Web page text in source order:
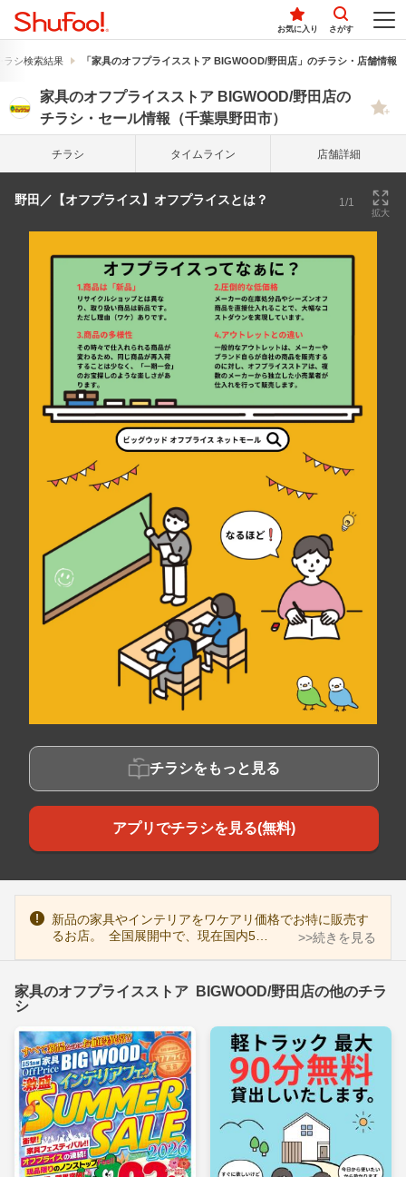
お気に入り さがす
シ検索結果 「家具のオフプライスストア BIGWOOD/野田店」のチラシ・店舗情報
家具のオフプライスストア BIGWOOD/野田店の
チラシ・セール情報（千葉県野田市）
チラシ タイム ライン 店舗詳細
野田／【オフプライス】オフプライスとは？ 1/1
拡大
チラシをもっと見る
アプリでチラシを見る(無料)
新品の家具やインテリアをワケアリ価格でお特に販売す
るお店。 全国展開中で、現在国内5…
>>続きを見る
家具のオフプライスストア BIGWOOD/野田店の他のチラ
シ